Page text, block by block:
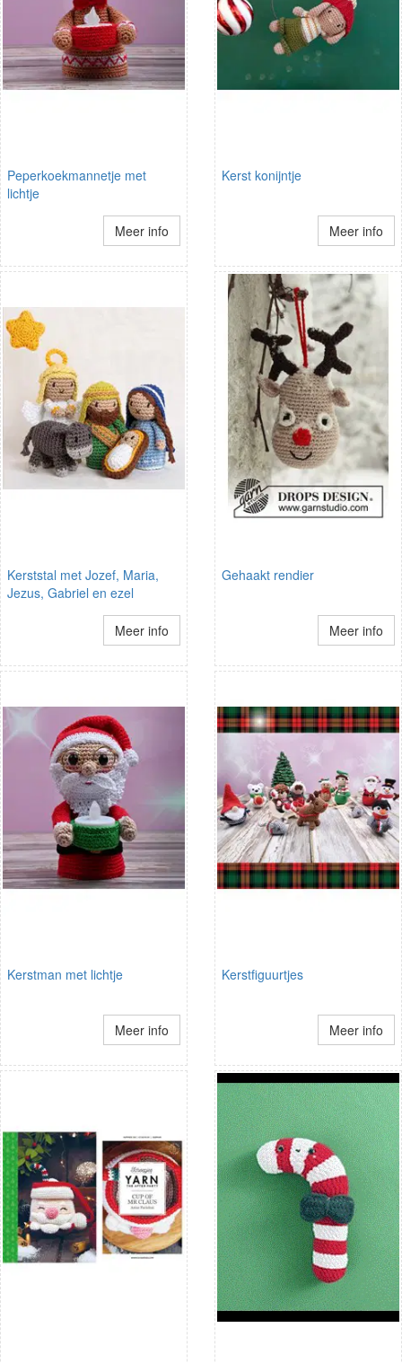
Peperkoekmannetje met
lichtje
Meer info
Kerst konijntje
Meer info
Kerststal met Jozef, Maria,
Jezus, Gabriel en ezel
Meer info
Gehaakt rendier
Meer info
Kerstman met lichtje
Meer info
Kerstfiguurtjes
Meer info